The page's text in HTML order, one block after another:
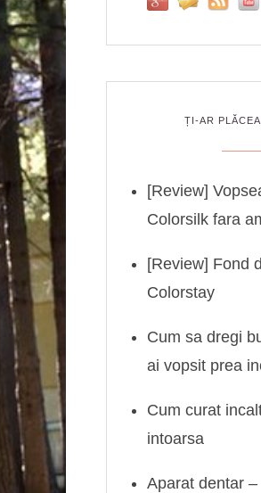
ȚI-AR
[Review]
Colorsilk fara
[Review] Fond
Colorstay
Cum sa dregi
ai vopsit prea
Cum curat
intoarsa
Aparat dentar